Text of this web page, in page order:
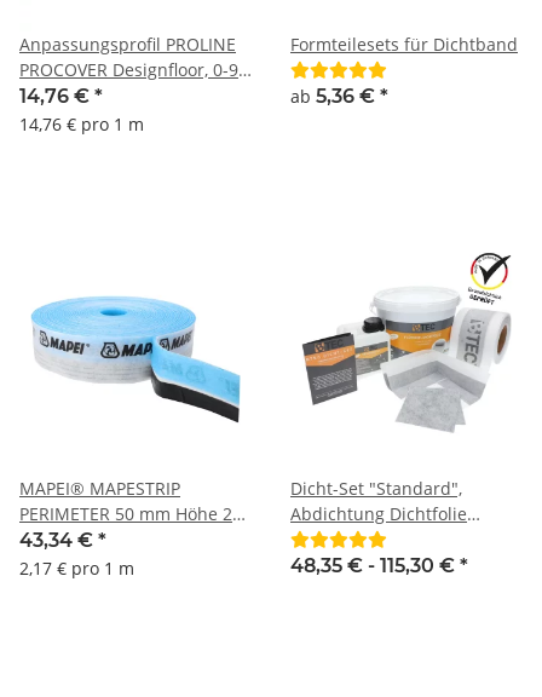
Anpassungsprofil PROLINE
PROCOVER Designfloor, 0-9
mm, Aluminium, 100 cm,
eloxiert Edelstahl
14,76 € *
14,76 € pro 1 m
Formteilesets für Dichtband
ab 5,36 € *
MAPEI® MAPESTRIP
PERIMETER 50 mm Höhe 20
Meter selbstklebender
Randdämmstreifen
43,34 € *
2,17 € pro 1 m
Dicht-Set "Standard",
Abdichtung Dichtfolie
Dichtband
48,35 € - 115,30 € *